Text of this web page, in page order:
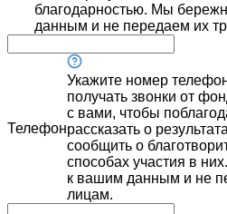
благодарностью. Мы
данным и не передаем их
Телефон
Укажите номер
получать звонки от
с вами, чтобы
рассказать о
сообщить о
способах участия в
к вашим данным и не
лицам.